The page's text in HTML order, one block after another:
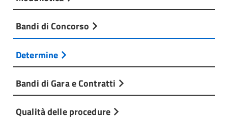
Bandi di Concorso
Determine
Bandi di Gara e Contratti
Qualità delle procedure